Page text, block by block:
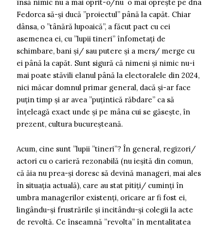
însă nimic nu a mai oprit-o/nu o mai oprește pe dna
Fedorca să-și ducă ”proiectul” până la capăt. Chiar
dânsa, o ”tânără lupoaică”, a făcut pact cu cei
asemenea ei, cu ”lupii tineri” înfometați de
schimbare, bani și/ sau putere și a mers/ merge cu
ei până la capăt. Sunt sigură că nimeni și nimic nu-i
mai poate stăvili elanul până la electoralele din 2024,
nici măcar domnul primar general, dacă și-ar face
puțin timp și ar avea ”puțintică răbdare” ca să
înțeleagă exact unde și pe mâna cui se găsește, în
prezent, cultura bucureșteană.
Acum, cine sunt ”lupii ”tineri”? În general, regizori/
actori cu o carieră rezonabilă (nu ieșită din comun,
că ăia nu prea-și doresc să devină manageri, mai ales
în situația actuală), care au stat pitiți/ cuminți în
umbra managerilor existenți, oricare ar fi fost ei,
lingându-și frustrările și incitându-și colegii la acte
de revoltă. Ce înseamnă ”revolta” în mentalitatea